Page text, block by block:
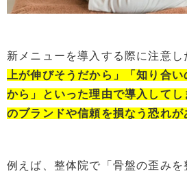
新メニューを導入する際に注意し
上が伸びそうだから」「知り合
から」といった理由で導入して
のブランドや信頼を損なう恐れが
例えば、整体院で「骨盤の歪み